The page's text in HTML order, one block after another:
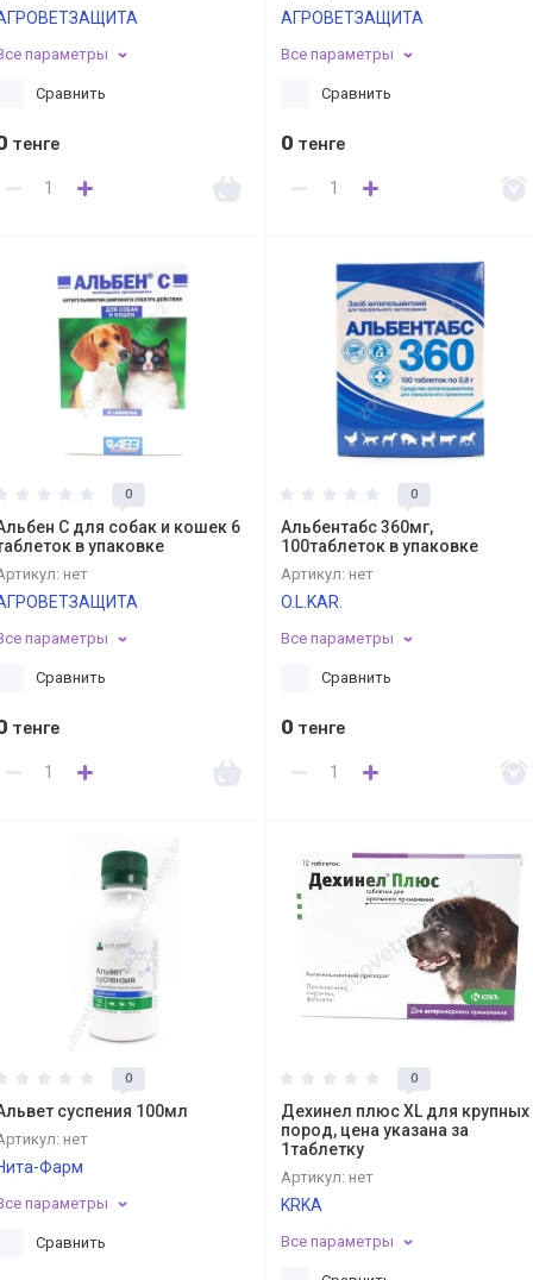
параметры
Сравнить
тенге
АГРОВЕТЗАЩИТА
Все параметры
Сравнить
0 тенге
0
С для собак и кошек 6
в упаковке
нет
параметры
Сравнить
тенге
0
Альбентабс 360мг,
100таблеток в упаковке
Артикул: нет
O.L.KAR.
Все параметры
Сравнить
0 тенге
0
суспения 100мл
нет
Фарм
параметры
Сравнить
0
Дехинел плюс XL для крупных
пород, цена указана за
1таблетку
Артикул: нет
KRKA
Все параметры